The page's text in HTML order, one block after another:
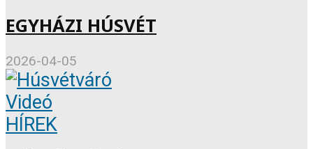
EGYHÁZI HÚSVÉT
2026-04-05
Videó
HÍREK